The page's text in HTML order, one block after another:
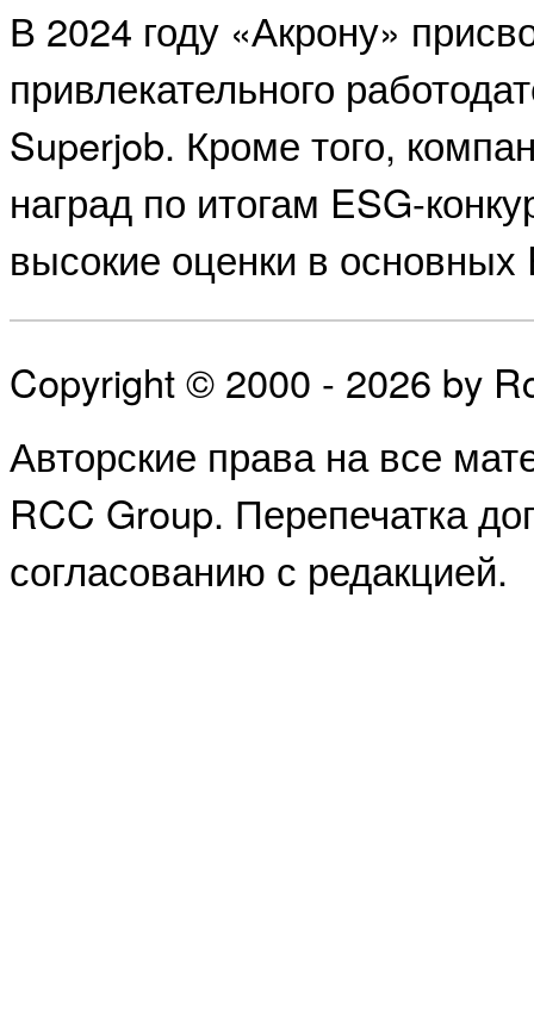
В 2024 году «Акрону»
привлекательного
Superjob. Кроме того,
наград по итогам ESG-
высокие оценки в основных
Copyright © 2000 - 2026 by
Авторские права на все
RCC Group. Перепечатка
согласованию с редакцией.